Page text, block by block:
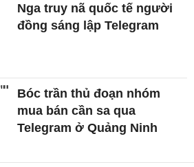
Nga truy nã quốc tế người
đồng sáng lập Telegram
Bóc trần thủ đoạn nhóm
mua bán cần sa qua
Telegram ở Quảng Ninh